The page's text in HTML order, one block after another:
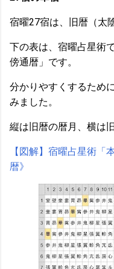
宿曜27宿は、旧暦（太
下の表は、宿曜占星術
傍通暦」です。
分かりやすくするため
みました。
縦は旧暦の暦月、横は
【図解】宿曜占星術「
暦》